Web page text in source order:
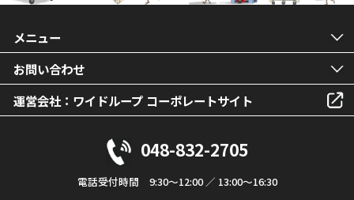
メニュー
お問い合わせ
運営会社：ワイドループ コーポレートサイト
048-832-2705
電話受付時間 9:30～12:00 ／ 13:00～16:30